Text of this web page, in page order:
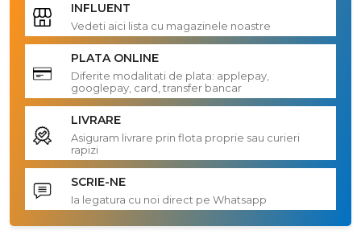
INFLUENT
Vedeti aici lista cu magazinele noastre
PLATA ONLINE
Diferite modalitati de plata: applepay,
googlepay, card, transfer bancar
LIVRARE
Asiguram livrare prin flota proprie sau curieri
rapizi
SCRIE-NE
Ia legatura cu noi direct pe Whatsapp